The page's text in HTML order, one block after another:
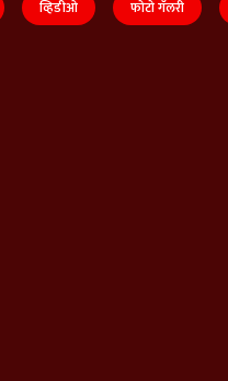
व्हिडीओ फोटो गॅलरी